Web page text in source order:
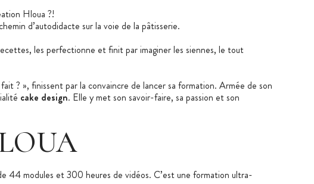
Hloua ?!
d’autodidacte sur la voie de la pâtisserie.
les perfectionne et finit par imaginer les siennes, le tout
? », finissent par la convaincre de lancer sa formation. Armée de son
cake design. Elle y met son savoir-faire, sa passion et son
44 modules et 300 heures de vidéos. C’est une formation ultra-